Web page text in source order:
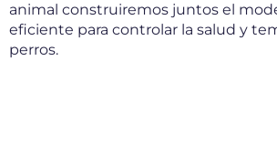
animal construiremos juntos el
eficiente para controlar la salud y
perros.